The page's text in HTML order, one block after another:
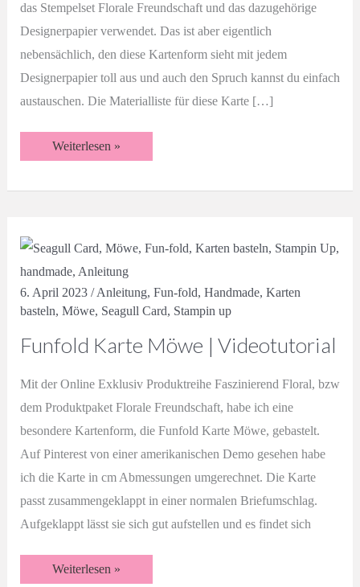
das Stempelset Florale Freundschaft und das dazugehörige
Designerpapier verwendet. Das ist aber eigentlich
nebensächlich, den diese Kartenform sieht mit jedem
Designerpapier toll aus und auch den Spruch kannst du einfach
austauschen. Die Materialliste für diese Karte […]
Triple
Diamond
Videotutorial
Weiterlesen »
6. April 2023 /Anleitung, Fun-fold, Handmade, Karten
basteln, Möwe, Seagull Card, Stampin up
Funfold Karte Möwe | Videotutorial
Mit der Online Exklusiv Produktreihe Faszinierend Floral, bzw
dem Produktpaket Florale Freundschaft, habe ich eine
besondere Kartenform, die Funfold Karte Möwe, gebastelt.
Auf Pinterest von einer amerikanischen Demo gesehen habe
ich die Karte in cm Abmessungen umgerechnet. Die Karte
passt zusammengeklappt in einer normalen Briefumschlag.
Aufgeklappt lässt sie sich gut aufstellen und es findet sich
Funfold
Karte
Weiterlesen »